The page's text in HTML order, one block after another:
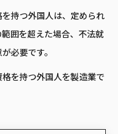
持つ外国人は、定められ
囲を超えた場合、不法就
必要です。
を持つ外国人を製造業で